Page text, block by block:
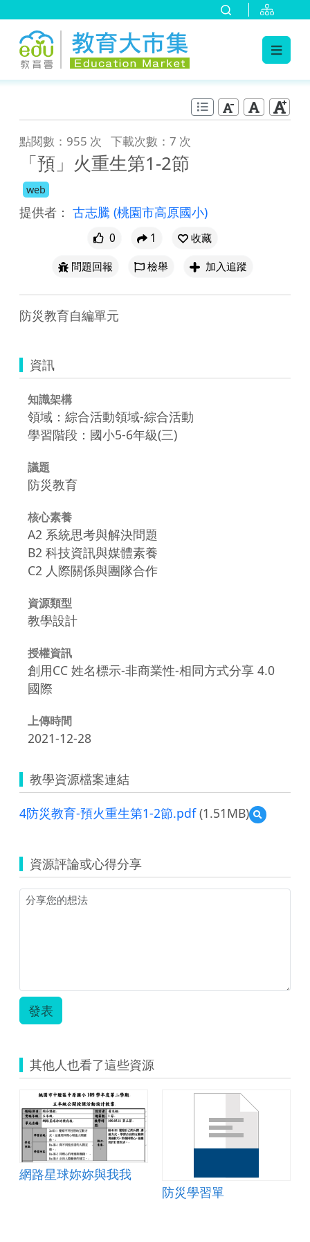
點閱數：955 次 下載次數：7 次
「預」火重生第1-2節
web
提供者： 古志騰 (桃園市高原國小)
0 1
收藏
問題回報
檢舉 加入追蹤
防災教育自編單元
資訊
知識架構
領域：綜合活動領域-綜合活動
學習階段：國小5-6年級(三)
議題
防災教育
核心素養
A2 系統思考與解決問題
B2 科技資訊與媒體素養
C2 人際關係與團隊合作
資源類型
教學設計
授權資訊
創用CC 姓名標示-非商業性-相同方式分享 4.0
國際
上傳時間
2021-12-28
教學資源檔案連結
4防災教育-預火重生第1-2節.pdf(1.51MB)
預
覽
教
育-
資源評論或心得分享
發表
其他人也看了這些資源
網路星球妳妳與我我
防災學習單